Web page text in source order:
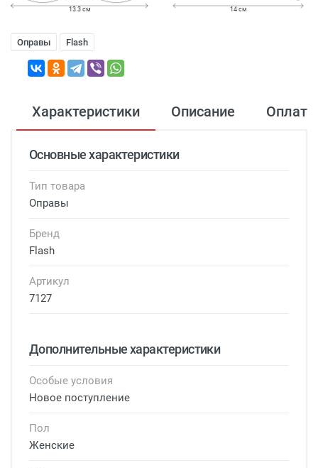
13.3 см 14 см
Оправы Flash
Характеристики Описание Оплата
Основные характеристики
Тип товара
Оправы
Бренд
Flash
Артикул
7127
Дополнительные характеристики
Особые условия
Новое поступление
Пол
Женские